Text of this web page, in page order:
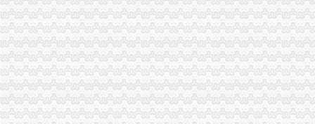
綦江局免费注册公司细化措施大力造投资发展平台
企业处采取三项措施贯彻落实市1元注册公司委三届四次全委会和学习实践科学
经开局认真贯彻落实市0元注册公司流程委三届四次全委会和学习实践科学发展
万州局采取“6+4”1元注册公司措施贯彻落实市委三届四次全委会和学习实践科
綦江局及时达贯彻市0元注册公司委三届四次全委会和学习实践科学发展观经验
綦江局0元注册公司流程优化服务倾力完成牵头引资县重大项目建设任务
武隆局采取“三个三”0元注册公司流程措施开展“三走近”活动
大渡口局1元注册公司积构筑腐倡廉四道防线